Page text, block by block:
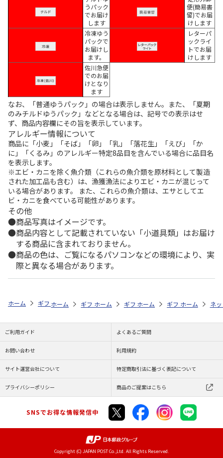
うパック
でお届け
します
便(簡易書
留)でお届
けします
冷凍ゆう
パックで
お届けし
ます。
レターパ
ックライ
トでお届
けします
佐川急便
でのお届
けとなり
ます
なお、「普通ゆうパック」の場合は表示しません。また、「夏期
のみチルドゆうパック」などとなる場合は、記号での表示はせ
ず、商品内容欄にその旨を表示しています。
アレルギー情報について
商品に「小麦」「そば」「卵」「乳」「落花生」「えび」「か
に」「くるみ」のアレルギー特定8品目を含んでいる場合に品目名
を表示します。
※エビ・カニを除く魚介類（これらの魚介類を原材料として製造
された加工品も含む）は、漁獲漁法によりエビ・カニが混じって
いる場合があります。 また、これらの魚介類は、エサとしてエ
ビ・カニを食べている可能性があります。
その他
商品写真はイメージです。
商品内容として記載されていない「小道具類」はお届け
する商品に含まれておりません。
商品の色は、ご覧になるパソコンなどの環境により、実
際と異なる場合があります。
ホーム ギフトストア お中元・夏ギフト特集 2026 贈る相手から探す
ホーム ギフトストア お中元・夏ギフト特集 2026
ホーム ギフトストア お中元・夏ギフト
ホーム ギフトストア お
ホーム ネ
ご利用ガイド よくあるご質問
お問い合わせ 利用規約
サイト運営会社について 特定商取引法に基づく表記について
プライバシーポリシー 商品のご提案はこちら
SNSでお得な情報発信中
Copyright (C) JAPAN POST Co.,Ltd. All Rights Reserved.